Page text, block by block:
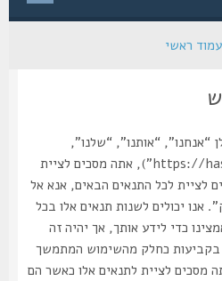
ראשי
“אותנו”, “שלנו”,
“הסליק”, “https://haslik.co.il/forum”), אתה מסכים לציית
לכל התנאים הבאים, אנא אל
לשנות תנאים אלו בכל
כדי לידע אותך, אך יהיה זה
כחלק מהשימוש המתמשך
לציית לתנאים אלו כאשר הם